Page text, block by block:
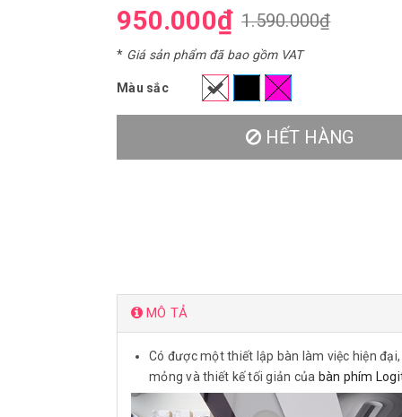
950.000₫ 1.590.000₫
* Giá sản phẩm đã bao gồm VAT
Màu sắc
HẾT HÀNG
MÔ TẢ
Có được một thiết lập bàn làm việc hiện
mỏng và thiết kế tối giản của bàn phím